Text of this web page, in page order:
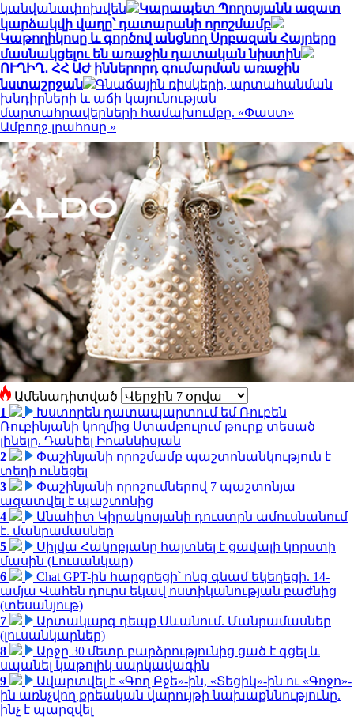
կանվանափոխվեն
Կարապետ Պողոսյանն ազատ
կարձակվի վաղը՝ դատարանի որոշմամբ
Կաթողիկոսը և գործով անցնող Սրբազան Հայրերը
մասնակցելու են առաջին դատական նիստին
ՈՒՂԻՂ․ ՀՀ ԱԺ իններորդ գումարման առաջին
նստաշրջան
Գնաճային ռիսկերի, արտահանման
խնդիրների և աճի կայունության
մարտահրավերների համախումբը. «Փաստ»
Ամբողջ լրահոսը »
Ամենադիտված
1
Խստորեն դատապարտում եմ Ռուբեն
Ռուբինյանի կողմից Ստամբուլում թուրք տեսած
լինելը. Դանիել Իոաննիսյան
2
Փաշինյանի որոշմամբ պաշտոնանկություն է
տեղի ունեցել
3
Փաշինյանի որոշումներով 7 պաշտոնյա
ազատվել է պաշտոնից
4
Անահիտ Կիրակոսյանի դուստրն ամուսնանում
է. մանրամասներ
5
Սիլվա Հակոբյանը հայտնել է ցավալի կորստի
մասին (Լուսանկար)
6
Chat GPT-ին հարցրեցի՝ ոնց գնամ եկեղեցի. 14-
ամյա Վահեն դուրս եկավ ոստիկանության բաժնից
(տեսանյութ)
7
Արտակարգ դեպք Սևանում. Մանրամասներ
(լուսանկարներ)
8
Արջը 30 մետր բարձրությունից ցած է գցել և
սպանել կաթոլիկ սարկավագին
9
Ավարտվել է «Գող Բջե»-ին, «Տեցիկ»-ին ու «Գոջո»-
ին առնչվող քրեական վարույթի նախաքննությունը.
ինչ է պարզվել